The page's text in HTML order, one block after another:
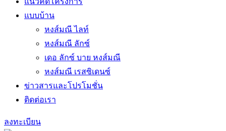
แบบบ้าน
หงส์มณี ไลท์
หงส์มณี ลักซ์
เดอ ลักซ์ บาย หงส์มณี
หงส์มณี เรสซิเดนซ์
ข่าวสารและโปรโมชั่น
ติดต่อเรา
ลงทะเบียน